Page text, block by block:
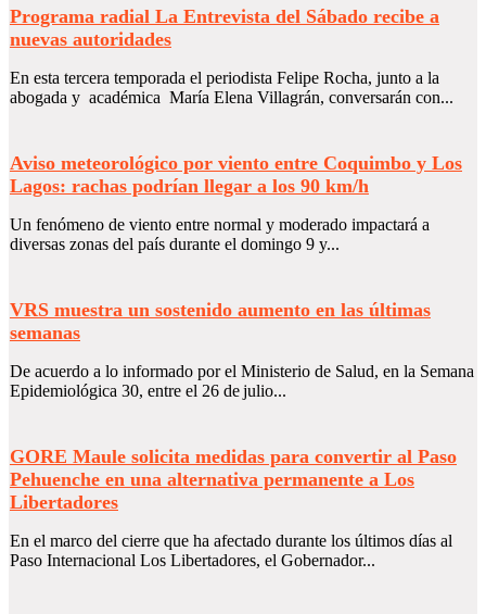
Programa radial La Entrevista del Sábado recibe a
nuevas autoridades
En esta tercera temporada el periodista Felipe Rocha, junto a la
abogada y académica María Elena Villagrán, conversarán con...
Aviso meteorológico por viento entre Coquimbo y Los
Lagos: rachas podrían llegar a los 90 km/h
Un fenómeno de viento entre normal y moderado impactará a
diversas zonas del país durante el domingo 9 y...
VRS muestra un sostenido aumento en las últimas
semanas
De acuerdo a lo informado por el Ministerio de Salud, en la Semana
Epidemiológica 30, entre el 26 de julio...
GORE Maule solicita medidas para convertir al Paso
Pehuenche en una alternativa permanente a Los
Libertadores
En el marco del cierre que ha afectado durante los últimos días al
Paso Internacional Los Libertadores, el Gobernador...